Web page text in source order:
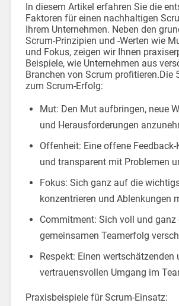
In diesem Artikel erfahren Sie die
Faktoren für einen nachhaltigen
Ihrem Unternehmen. Neben den
Scrum-Prinzipien und -Werten wie
und Fokus, zeigen wir Ihnen
Beispiele, wie Unternehmen aus
Branchen von Scrum profitieren.Die
zum Scrum-Erfolg:
Mut: Den Mut aufbringen, neue
und Herausforderungen
Offenheit: Eine offene
und transparent mit Problemen
Fokus: Sich ganz auf die
konzentrieren und Ablenkungen
Commitment: Sich voll und ganz
gemeinsamen Teamerfolg
Respekt: Einen wertschätzenden
vertrauensvollen Umgang im
Praxisbeispiele für Scrum-Einsatz: